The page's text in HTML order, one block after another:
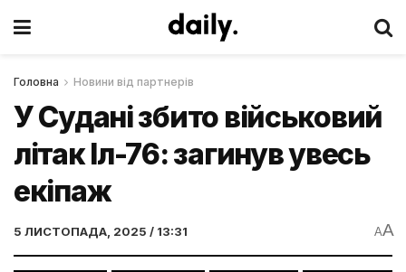
Головна Новини від партнерів
У Судані збито військовий
літак Іл-76: загинув увесь
екіпаж
5 ЛИСТОПАДА, 2025 / 13:31 AA